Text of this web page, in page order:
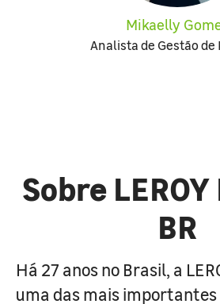
Mikaelly
Analista de Gestão de
Sobre
BR
Há 27 anos no Brasil, a
uma das mais importantes